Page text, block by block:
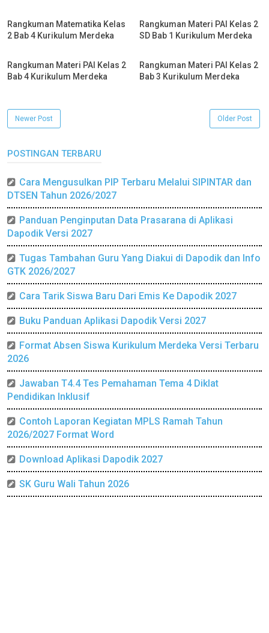
Rangkuman Matematika Kelas
2 Bab 4 Kurikulum Merdeka
Rangkuman Materi PAI Kelas 2
SD Bab 1 Kurikulum Merdeka
Rangkuman Materi PAI Kelas 2
Bab 4 Kurikulum Merdeka
Rangkuman Materi PAI Kelas 2
Bab 3 Kurikulum Merdeka
Newer Post Older Post
POSTINGAN TERBARU
Cara Mengusulkan PIP Terbaru Melalui SIPINTAR dan
DTSEN Tahun 2026/2027
Panduan Penginputan Data Prasarana di Aplikasi
Dapodik Versi 2027
Tugas Tambahan Guru Yang Diakui di Dapodik dan Info
GTK 2026/2027
Cara Tarik Siswa Baru Dari Emis Ke Dapodik 2027
Buku Panduan Aplikasi Dapodik Versi 2027
Format Absen Siswa Kurikulum Merdeka Versi Terbaru
2026
Jawaban T4.4 Tes Pemahaman Tema 4 Diklat
Pendidikan Inklusif
Contoh Laporan Kegiatan MPLS Ramah Tahun
2026/2027 Format Word
Download Aplikasi Dapodik 2027
SK Guru Wali Tahun 2026